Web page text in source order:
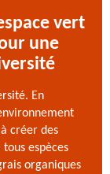
vert
une
En
créer des
espèces
organiques